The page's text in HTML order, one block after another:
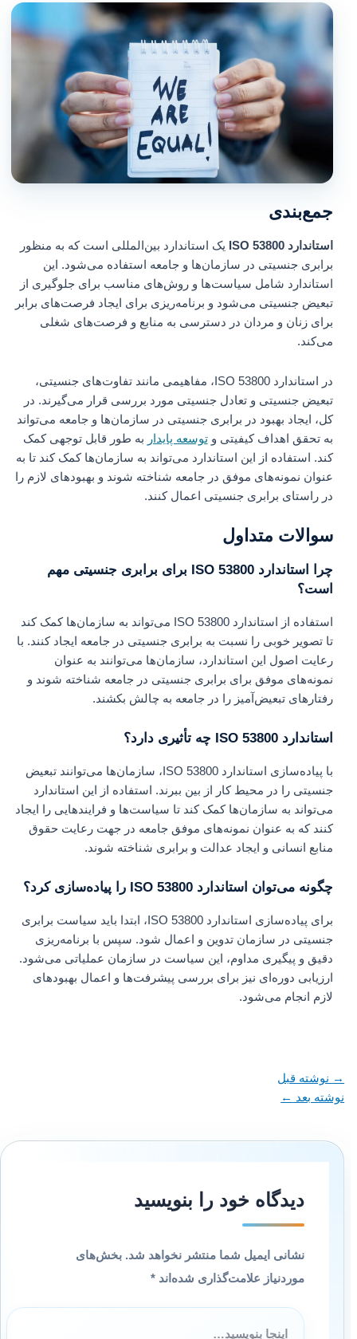
جمع‌بندی
استاندارد ISO 53800
یک استاندارد بین‌المللی است که به منظور
برابری جنسیتی در سازمان‌ها و جامعه استفاده می‌شود. این
استاندارد شامل سیاست‌ها و روش‌های مناسب برای جلوگیری از
تبعیض جنسیتی می‌شود و برنامه‌ریزی برای ایجاد فرصت‌های برابر
برای زنان و مردان در دسترسی به منابع و فرصت‌های شغلی
می‌کند.
در استاندارد ISO 53800، مفاهیمی مانند تفاوت‌های جنسیتی،
تبعیض جنسیتی و تعادل جنسیتی مورد بررسی قرار می‌گیرند. در
کل، ایجاد بهبود در برابری جنسیتی در سازمان‌ها و جامعه می‌تواند
به تحقق اهداف کیفیتی وتوسعه پایدار به طور قابل توجهی کمک
کند. استفاده از این استاندارد می‌تواند به سازمان‌ها کمک کند تا به
عنوان نمونه‌های موفق در جامعه شناخته شوند و بهبود‌های لازم را
در راستای برابری جنسیتی اعمال کنند.
سوالات متداول
چرا استاندارد ISO 53800 برای برابری جنسیتی مهم
است؟
استفاده از استاندارد ISO 53800 می‌تواند به سازمان‌ها کمک کند
تا تصویر خوبی را نسبت به برابری جنسیتی در جامعه ایجاد کنند. با
رعایت اصول این استاندارد، سازمان‌ها می‌توانند به عنوان
نمونه‌های موفق برای برابری جنسیتی در جامعه شناخته شوند و
رفتارهای تبعیض‌آمیز را در جامعه به چالش بکشند.
استاندارد ISO 53800 چه تأثیری دارد؟
با پیاده‌سازی استاندارد ISO 53800، سازمان‌ها می‌توانند تبعیض
جنسیتی را در محیط کار از بین ببرند. استفاده از این استاندارد
می‌تواند به سازمان‌ها کمک کند تا سیاست‌ها و فرایندهایی را ایجاد
کنند که به عنوان نمونه‌های موفق جامعه در جهت رعایت حقوق
منابع انسانی و ایجاد عدالت و برابری شناخته شوند.
چگونه می‌توان استاندارد ISO 53800 را پیاده‌سازی کرد؟
برای پیاده‌سازی استاندارد ISO 53800، ابتدا باید سیاست برابری
جنسیتی در سازمان تدوین و اعمال شود. سپس با برنامه‌ریزی
دقیق و پیگیری مداوم، این سیاست در سازمان عملیاتی می‌شود.
ارزیابی دوره‌ای نیز برای بررسی پیشرفت‌ها و اعمال بهبود‌های
لازم انجام می‌شود.
→نوشته قبل
نوشته بعد←
دیدگاه‌ خود را بنویسید
نشانی ایمیل شما منتشر نخواهد شد. بخش‌های
موردنیاز علامت‌گذاری شده‌اند*
اینجا